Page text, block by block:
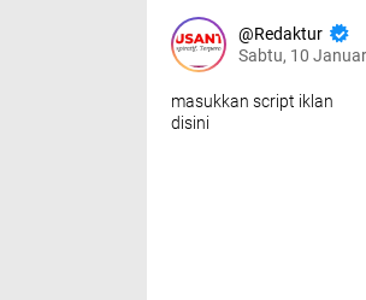
Redaktur
Sabtu, 10
masukkan script iklan
disini